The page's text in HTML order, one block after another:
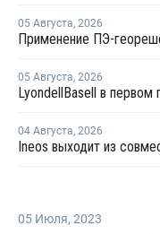
05 Августа, 2026
05 Августа, 2026
LyondellBasell в первом
04 Августа, 2026
05 Июля, 2023